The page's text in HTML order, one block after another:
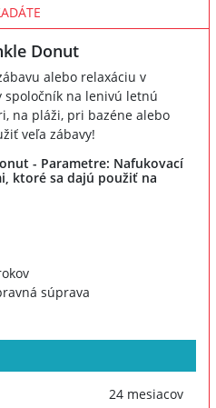
Donut
alebo relaxáciu v
na lenivú letnú
na pláži, pri bazéne alebo
veľa zábavy!
- Parametre: Nafukovací
ktoré sa dajú použiť na
súprava
24 mesiacov